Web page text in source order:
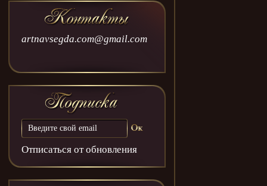
artnavsegda.com@gmail.com
Отписаться от обновления